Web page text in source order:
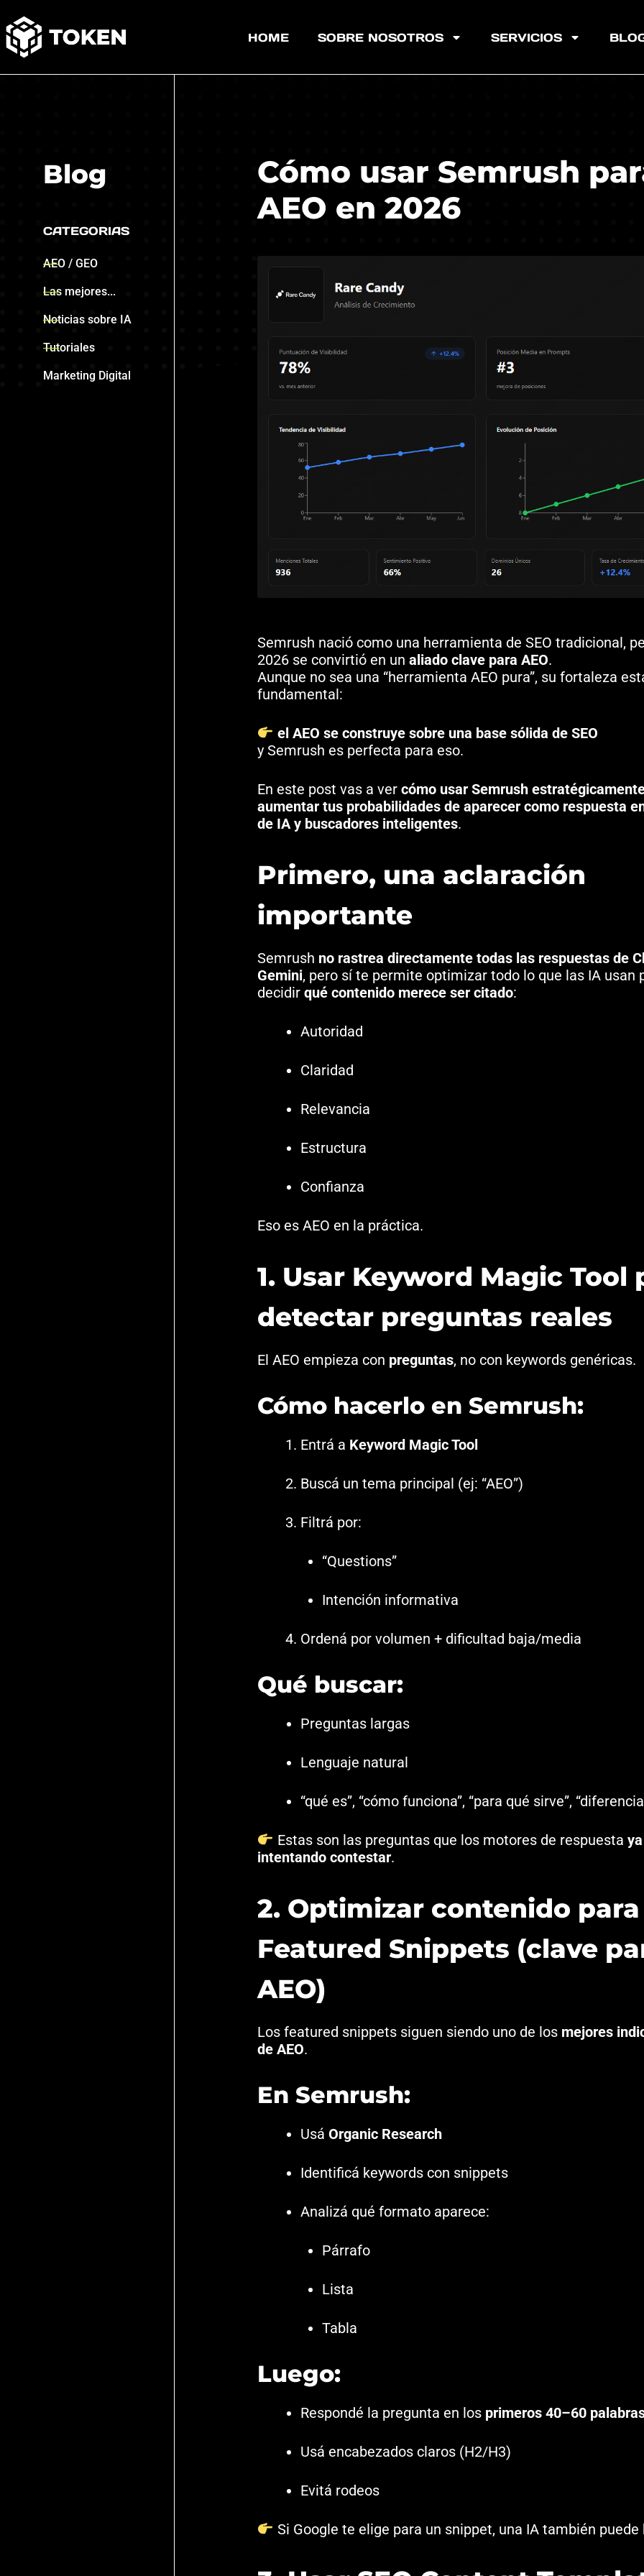
HOME SOBRE NOSOTROS SERVICIOS
Blog
CATEGORIAS
AEO / GEO
Las mejores...
Noticias sobre IA
Tutoriales
Marketing Digital
Cómo usar Semrush
AEO en 2026
Semrush nació como una herramienta de SEO tradicional,
2026 se convirtió en un aliado clave para AEO.
Aunque no sea una “herramienta AEO pura”, su fortaleza
fundamental:
el AEO se construye sobre una base sólida de SEO
y Semrush es perfecta para eso.
En este post vas a ver cómo usar Semrush
aumentar tus probabilidades de aparecer como respuesta
de IA y buscadores inteligentes.
Primero, una aclaración
importante
Semrush no rastrea directamente todas las respuestas de
Gemini, pero sí te permite optimizar todo lo que las IA usan
decidir qué contenido merece ser citado:
Autoridad
Claridad
Relevancia
Estructura
Confianza
Eso es AEO en la práctica.
1. Usar Keyword Magic Tool
detectar preguntas reales
El AEO empieza con preguntas, no con keywords genéricas.
Cómo hacerlo en Semrush:
Entrá a Keyword Magic Tool
Buscá un tema principal (ej: “AEO”)
Filtrá por:
“Questions”
Intención informativa
Ordená por volumen + dificultad baja/media
Qué buscar:
Preguntas largas
Lenguaje natural
“qué es”, “cómo funciona”, “para qué sirve”,
Estas son las preguntas que los motores de respuesta
intentando contestar.
2. Optimizar contenido para
Featured Snippets (clave
AEO)
Los featured snippets siguen siendo uno de los mejores
de AEO.
En Semrush:
Usá Organic Research
Identificá keywords con snippets
Analizá qué formato aparece:
Párrafo
Lista
Tabla
Luego:
Respondé la pregunta en los primeros 40–60
Usá encabezados claros (H2/H3)
Evitá rodeos
Si Google te elige para un snippet, una IA también puede